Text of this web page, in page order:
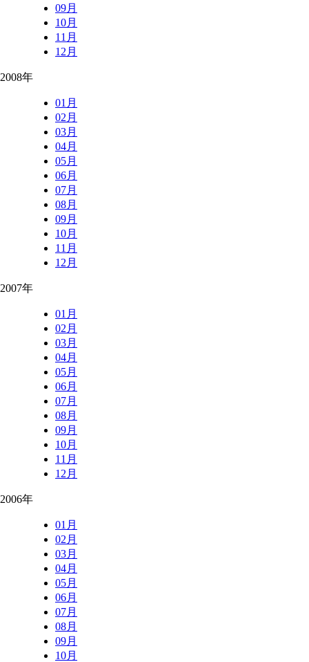
09月
10月
11月
12月
2008年
01月
02月
03月
04月
05月
06月
07月
08月
09月
10月
11月
12月
2007年
01月
02月
03月
04月
05月
06月
07月
08月
09月
10月
11月
12月
2006年
01月
02月
03月
04月
05月
06月
07月
08月
09月
10月